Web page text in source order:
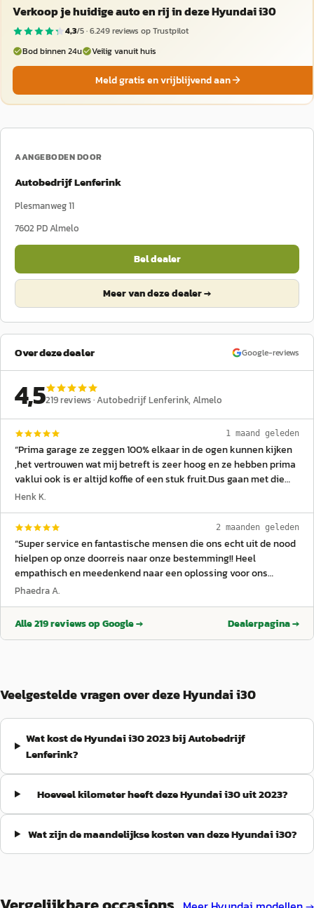
Verkoop je huidige auto en rij in deze Hyundai i30
4,3/5 ·6.249reviews op Trustpilot
Bod binnen 24u
Veilig vanuit huis
Meld gratis en vrijblijvend aan
AANGEBODEN DOOR
Autobedrijf Lenferink
Plesmanweg 11
7602 PDAlmelo
Bel dealer
Meer van deze dealer →
Over deze dealer Google-reviews
4,5219reviews ·Autobedrijf Lenferink, Almelo
1 maand geleden
“Prima garage ze zeggen 100% elkaar in de ogen kunnen kijken
,het vertrouwen wat mij betreft is zeer hoog en ze hebben prima
vaklui ook is er altijd koffie of een stuk fruit.Dus gaan met die
banaan.
Henk K.
2 maanden geleden
“Super service en fantastische mensen die ons echt uit de nood
hielpen op onze doorreis naar onze bestemming!! Heel
empathisch en meedenkend naar een oplossing voor ons
probleem, we zijn hen enorm dankbaar!
Phaedra A.
Alle219reviews op Google → Dealerpagina →
Veelgestelde vragen over deze Hyundai i30
Wat kost de Hyundai i30 2023 bij Autobedrijf
Lenferink?
Hoeveel kilometer heeft deze Hyundai i30 uit 2023?
Wat zijn de maandelijkse kosten van deze Hyundai i30?